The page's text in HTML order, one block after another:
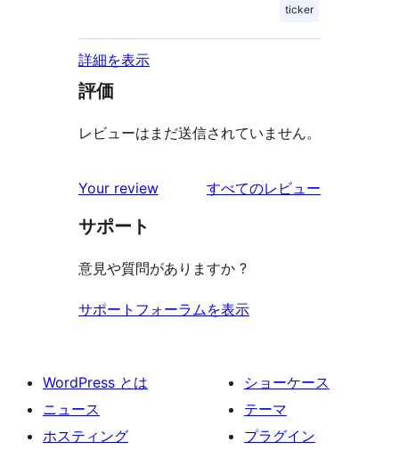
ticker
詳細を表示
評価
レビューはまだ送信されていません。
Your review すべてのレビュー
サポート
意見や質問がありますか ?
サポートフォーラムを表示
WordPress とは
ニュース
ホスティング
ショーケース
テーマ
プラグイン